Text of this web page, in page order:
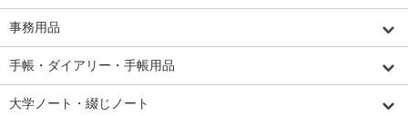
事務用品
手帳・ダイアリー・手帳用品
大学ノート・綴じノート